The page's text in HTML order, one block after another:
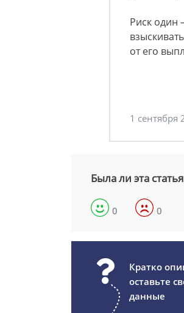
Риск один
от его
1 сентября
Была ли эта
0 0
Кратко
оставьте
данные